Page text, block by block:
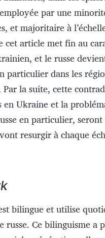
par une
et majoritaire à
article met fin au
et le russe
particulier dans les
la suite, cette
en Ukraine et la
en particulier,
resurgir à chaque
bilingue et utilise
russe. Ce bilinguisme a